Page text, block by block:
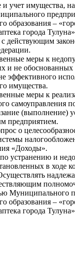
и учет имущества,
образования –
города
с действующим
меры к
и не обоснованных
эффективного
имущества.
меры к
самоуправления
(выполнение)
предприятием.
о
«Доходы».
устранению и
в ходе
Муниципального
образования –
города